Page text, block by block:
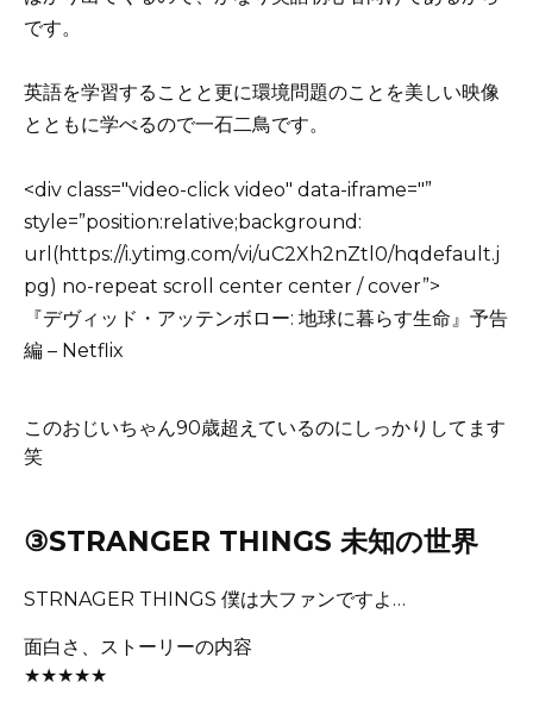
です。
英語を学習することと更に環境問題のことを美しい映像
とともに学べるので一石二鳥です。
<div class="video-click video" data-iframe="”
style=”position:relative;background:
url(https://i.ytimg.com/vi/uC2Xh2nZtl0/hqdefault.j
pg) no-repeat scroll center center / cover”>
『デヴィッド・アッテンボロー: 地球に暮らす生命』予告
編 – Netflix
このおじいちゃん90歳超えているのにしっかりしてます
笑
③STRANGER THINGS 未知の世界
STRNAGER THINGS 僕は大ファンですよ…
面白さ、ストーリーの内容
★★★★★